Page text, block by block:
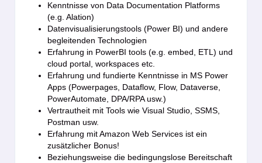
Kenntnisse von Data Documentation Platforms
(e.g. Alation)
Datenvisualisierungstools (Power BI) und andere
begleitenden Technologien
Erfahrung in PowerBI tools (e.g. embed, ETL) und
cloud portal, workspaces etc.
Erfahrung und fundierte Kenntnisse in MS Power
Apps (Powerpages, Dataflow, Flow, Dataverse,
PowerAutomate, DPA/RPA usw.)
Vertrautheit mit Tools wie Visual Studio, SSMS,
Postman usw.
Erfahrung mit Amazon Web Services ist ein
zusätzlicher Bonus!
Beziehungsweise die bedingungslose Bereitschaft